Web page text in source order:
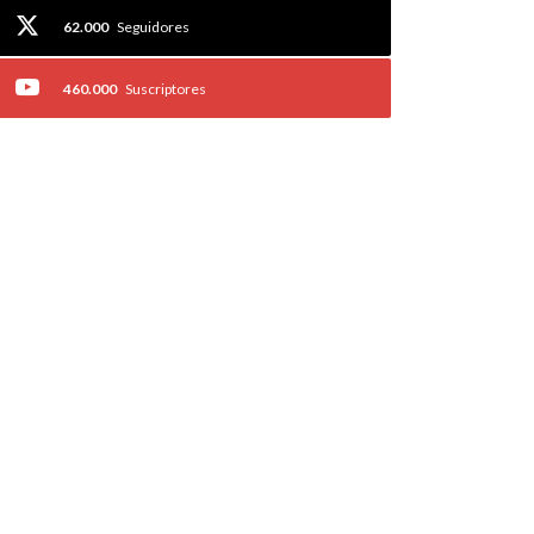
62.000 Seguidores
460.000 Suscriptores